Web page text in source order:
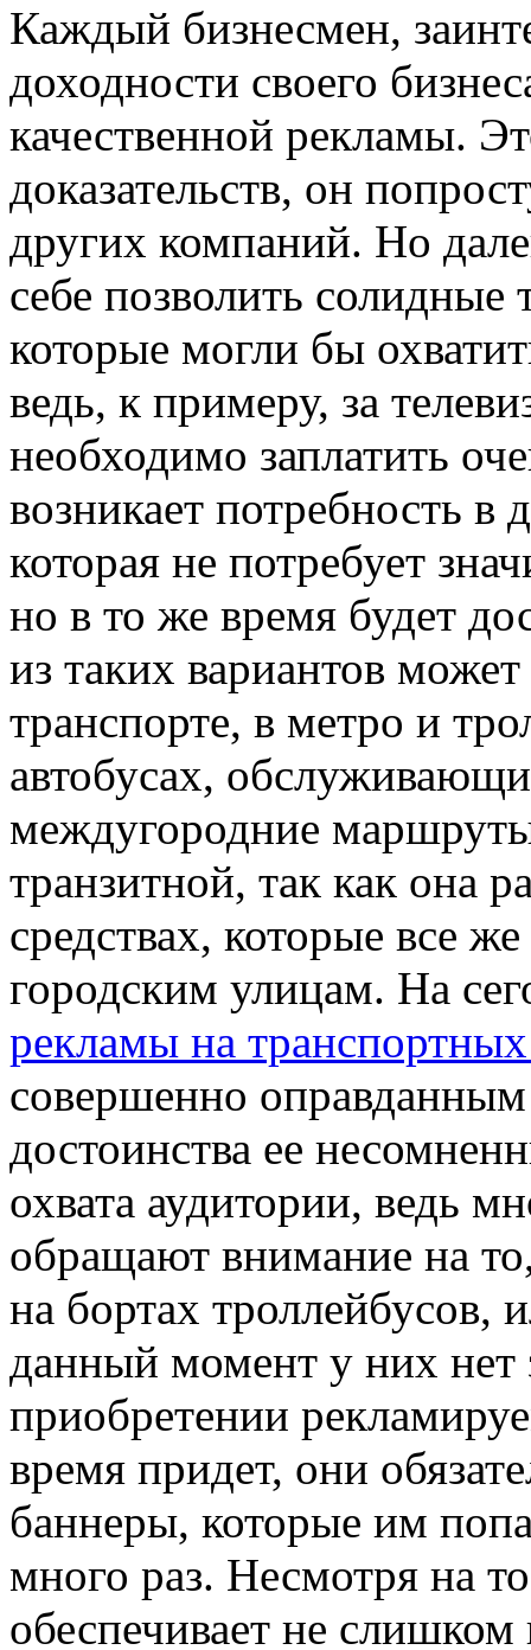
Каждый бизнесмен,
доходности своего
качественной рекламы.
доказательств, он
других компаний. Но
себе позволить
которые могли бы
ведь, к примеру, за
необходимо заплатить
возникает потребность в
которая не потребует
но в то же время будет
из таких вариантов
транспорте, в метро и
автобусах,
междугородние
транзитной, так как она
средствах, которые все
городским улицам. На
рекламы на транспортных
совершенно
достоинства ее
охвата аудитории, ведь
обращают внимание на
на бортах троллейбусов,
данный момент у них нет
приобретении
время придет, они
баннеры, которые им
много раз. Несмотря на
обеспечивает не